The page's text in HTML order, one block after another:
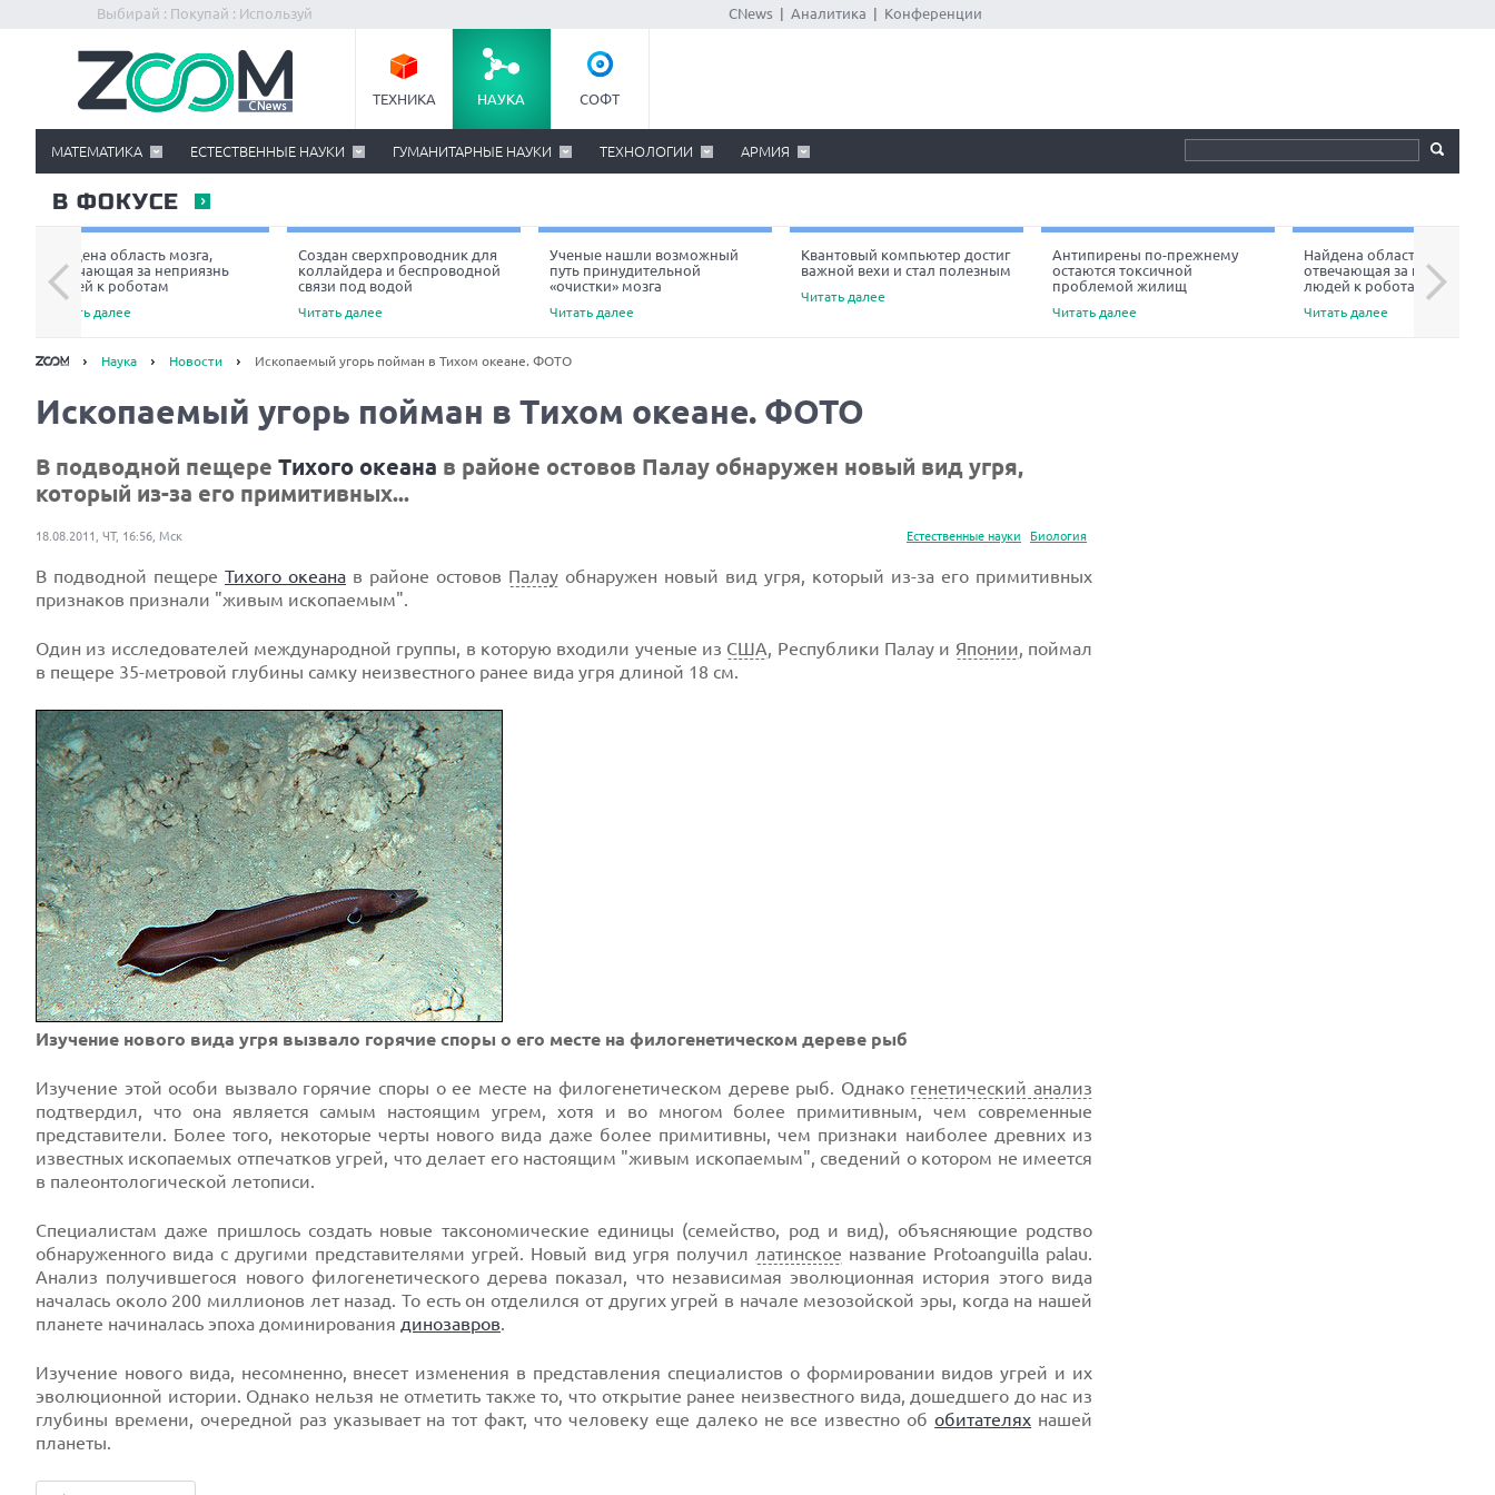
Выбирай : Покупай : Используй CNews Аналитика Конференции
ТЕХНИКА НАУКА СОФТ
МАТЕМАТИКА ЕСТЕСТВЕННЫЕ НАУКИ ГУМАНИТАРНЫЕ НАУКИ ТЕХНОЛОГИИ АРМИЯ
В ФОКУСЕ
Найдена область мозга,
отвечающая за неприязнь
людей к роботам
Читать далее
Создан сверхпроводник для
коллайдера и беспроводной
связи под водой
Читать далее
Ученые нашли возможный
путь принудительной
«очистки» мозга
Читать далее
Квантовый компьютер достиг
важной вехи и стал полезным
Читать далее
Антипирены по-прежнему
остаются токсичной
проблемой жилищ
Читать далее
Найдена область мозга,
отвечающая за неприязнь
людей к роботам
Читать далее
Next
Наука Новости Ископаемый угорь пойман в Тихом океане. ФОТО
Ископаемый угорь пойман в Тихом океане. ФОТО
В подводной пещере Тихого океана в районе остовов Палау обнаружен новый вид угря,
который из-за его примитивных...
Естественные науки Биология
18.08.2011, ЧТ, 16:56, Мск
В подводной пещере Тихого океана в районе остовов Палау обнаружен новый вид угря, который из-за его примитивных
признаков признали "живым ископаемым".
Один из исследователей международной группы, в которую входили ученые из США, Республики Палау и Японии, поймал
в пещере 35-метровой глубины самку неизвестного ранее вида угря длиной 18 см.
Изучение нового вида угря вызвало горячие споры о его месте на филогенетическом дереве рыб
Изучение этой особи вызвало горячие споры о ее месте на филогенетическом дереве рыб. Однако генетический анализ
подтвердил, что она является самым настоящим угрем, хотя и во многом более примитивным, чем современные
представители. Более того, некоторые черты нового вида даже более примитивны, чем признаки наиболее древних из
известных ископаемых отпечатков угрей, что делает его настоящим "живым ископаемым", сведений о котором не имеется
в палеонтологической летописи.
Специалистам даже пришлось создать новые таксономические единицы (семейство, род и вид), объясняющие родство
обнаруженного вида с другими представителями угрей. Новый вид угря получил латинское название Protoanguilla palau.
Анализ получившегося нового филогенетического дерева показал, что независимая эволюционная история этого вида
началась около 200 миллионов лет назад. То есть он отделился от других угрей в начале мезозойской эры, когда на нашей
планете начиналась эпоха доминирования динозавров.
Изучение нового вида, несомненно, внесет изменения в представления специалистов о формировании видов угрей и их
эволюционной истории. Однако нельзя не отметить также то, что открытие ранее неизвестного вида, дошедшего до нас из
глубины времени, очередной раз указывает на тот факт, что человеку еще далеко не все известно обобитателях нашей
планеты.